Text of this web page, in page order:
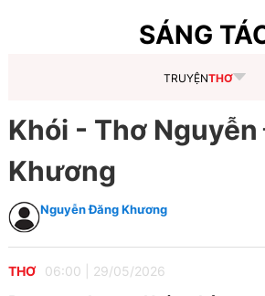
SÁNG
TRUYỆNTHƠ
Khói - Thơ
Khương
Nguyễn Đăng Khương
THƠ 06:00 29/05/2026